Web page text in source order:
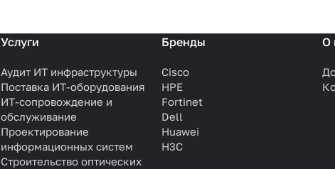
Услуги
Аудит ИТ инфраструктуры
Поставка ИТ-оборудования
ИТ-сопровождение и
обслуживание
Проектирование
информационных систем
Строительство оптических
Бренды
Cisco
HPE
Fortinet
Dell
Huawei
H3C
О